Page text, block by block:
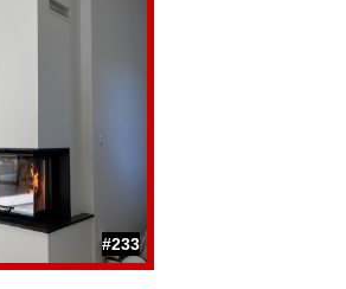
#233